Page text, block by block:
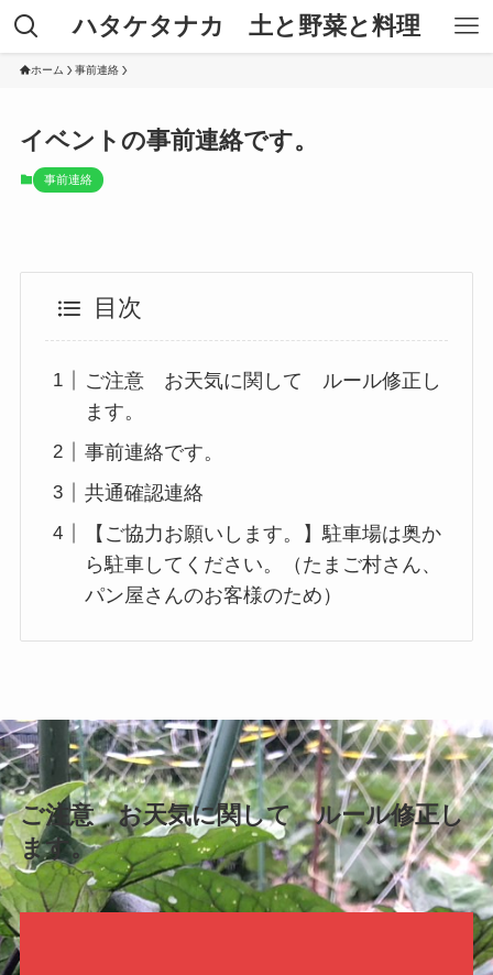
ハタケタナカ 土と野菜と料理
ホーム 事前連絡
イベントの事前連絡です。
事前連絡
目次
ご注意 お天気に関して ルール修正し
ます。
事前連絡です。
共通確認連絡
【ご協力お願いします。】駐車場は奥か
ら駐車してください。（たまご村さん、
パン屋さんのお客様のため）
ご注意 お天気に関して ルール修正し
ます。